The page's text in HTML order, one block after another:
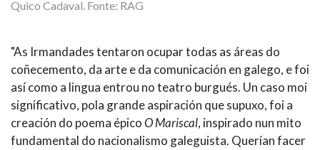
Quico Cadaval. Fonte: RAG
"As Irmandades tentaron ocupar todas as áreas do
coñecemento, da arte e da comunicación en galego, e foi
así como a lingua entrou no teatro burgués. Un caso moi
significativo, pola grande aspiración que supuxo, foi a
creación do poema épicoO Mariscal, inspirado nun mito
fundamental do nacionalismo galeguista. Querían facer